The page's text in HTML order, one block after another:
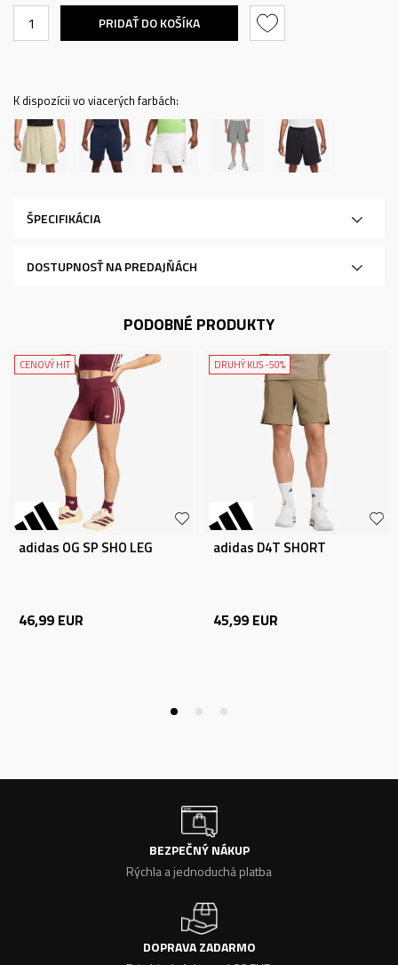
PRIDAŤ DO KOŠÍKA
K dispozícii vo viacerých farbách:
ŠPECIFIKÁCIA
DOSTUPNOSŤ NA PREDAJŇÁCH
PODOBNÉ PRODUKTY
CENOVÝ HIT
adidas OG SP SHO LEG
46,99 EUR
DRUHÝ KUS -50%
adidas D4T SHORT
45,99 EUR
BEZPEČNÝ NÁKUP
Rýchla a jednoduchá platba
DOPRAVA ZADARMO